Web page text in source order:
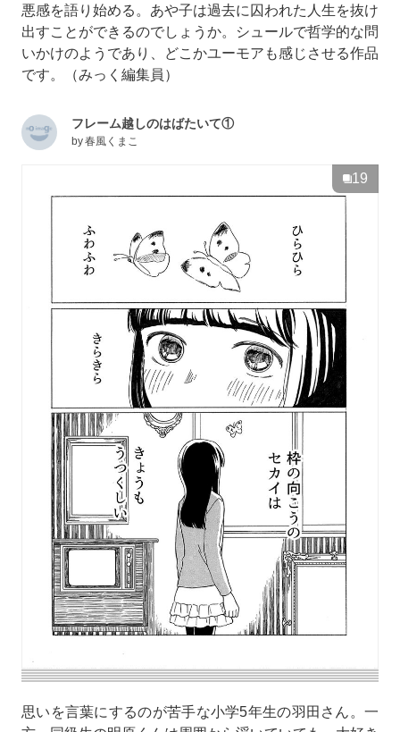
悪感を語り始める。あや子は過去に囚われた人生を抜け
出すことができるのでしょうか。シュールで哲学的な問
いかけのようであり、どこかユーモアも感じさせる作品
です。（みっく編集員）
フレーム越しのはばたいて①
by春風くまこ
19
思いを言葉にするのが苦手な小学5年生の羽田さん。一